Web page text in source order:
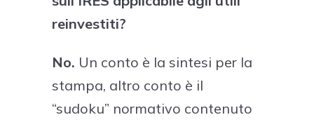
reinvestiti?
No. Un conto è la sintesi per la
stampa, altro conto è il
“sudoku” normativo contenuto